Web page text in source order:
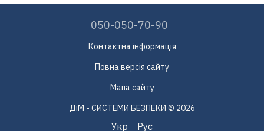
050-050-70-90
Контактна інформація
Повна версія сайту
Мапа сайту
ДіМ - СИСТЕМИ БЕЗПЕКИ © 2026
Укр Рус